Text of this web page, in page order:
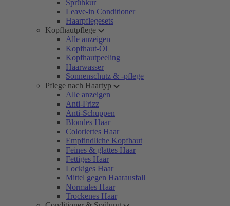
Sprühkur
Leave-in Conditioner
Haarpflegesets
Kopfhautpflege
Alle anzeigen
Kopfhaut-Öl
Kopfhautpeeling
Haarwasser
Sonnenschutz & -pflege
Pflege nach Haartyp
Alle anzeigen
Anti-Frizz
Anti-Schuppen
Blondes Haar
Coloriertes Haar
Empfindliche Kopfhaut
Feines & glattes Haar
Fettiges Haar
Lockiges Haar
Mittel gegen Haarausfall
Normales Haar
Trockenes Haar